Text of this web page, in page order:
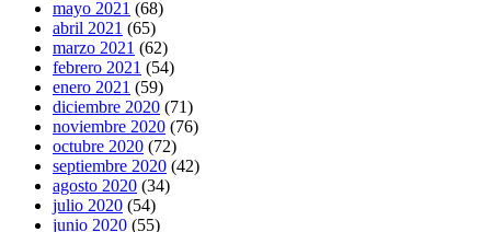
mayo 2021 (68)
abril 2021 (65)
marzo 2021 (62)
febrero 2021 (54)
enero 2021 (59)
diciembre 2020 (71)
noviembre 2020 (76)
octubre 2020 (72)
septiembre 2020 (42)
agosto 2020 (34)
julio 2020 (54)
junio 2020 (55)